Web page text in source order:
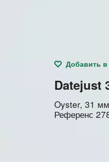
Добавить в
Datejust
Oyster, 31
Референс